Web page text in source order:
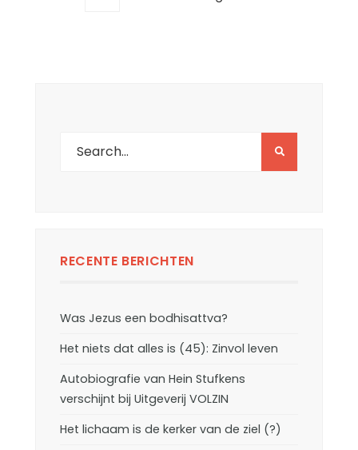
RECENTE BERICHTEN
Was Jezus een bodhisattva?
Het niets dat alles is (45): Zinvol leven
Autobiografie van Hein Stufkens
verschijnt bij Uitgeverij VOLZIN
Het lichaam is de kerker van de ziel (?)